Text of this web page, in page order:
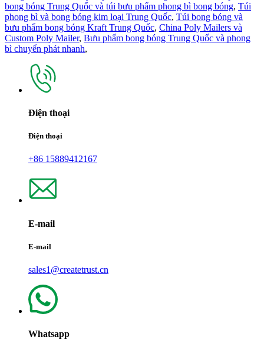
bong bóng Trung Quốc và túi bưu phẩm phong bì bong bóng, Túi
phong bì và bong bóng kim loại Trung Quốc, Túi bong bóng và
bưu phẩm bong bóng Kraft Trung Quốc, China Poly Mailers và
Custom Poly Mailer, Bưu phẩm bong bóng Trung Quốc và phong
bì chuyển phát nhanh,
Điện thoại
Điện thoại
+86 15889412167
E-mail
E-mail
sales1@createtrust.cn
Whatsapp